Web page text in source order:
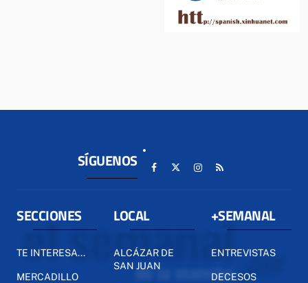
SÍGUENOS
SECCIONES
TE INTERESA...
MERCADILLO
LOCAL
ALCÁZAR DE
SAN JUAN
+SEMANAL
ENTREVISTAS
DECESOS